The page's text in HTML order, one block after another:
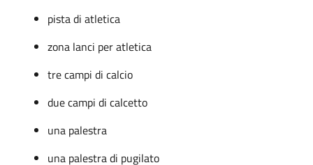
pista di atletica
zona lanci per atletica
tre campi di calcio
due campi di calcetto
una palestra
una palestra di pugilato